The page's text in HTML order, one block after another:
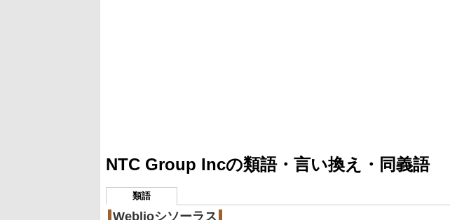
NTC Group Incの類語・言い換え・同義語
類語
Weblioシソーラス